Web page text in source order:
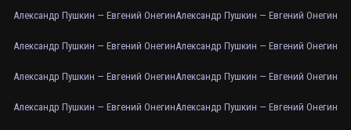
Александр Пушкин — Евгений ОнегинАлександр Пушкин — Евгений Онегин
Александр Пушкин — Евгений ОнегинАлександр Пушкин — Евгений Онегин
Александр Пушкин — Евгений ОнегинАлександр Пушкин — Евгений Онегин
Александр Пушкин — Евгений ОнегинАлександр Пушкин — Евгений Онегин